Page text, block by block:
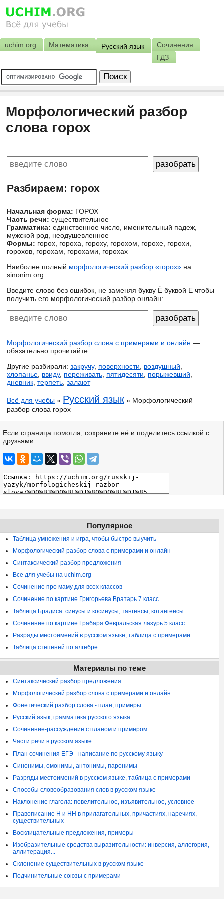
uchim.org Математика Русский язык
Сочинения
ГДЗ
Морфологический разбор
слова горох
Разбираем: горох
Начальная форма: ГОРОХ
Часть речи: существительное
Грамматика: единственное число, именительный падеж,
мужской род, неодушевленное
Формы: горох, гороха, гороху, горохом, горохе, горохи,
горохов, горохам, горохами, горохах
Наиболее полный морфологический разбор «горох» на
sinonim.org.
Введите слово без ошибок, не заменяя букву Ё буквой Е чтобы
получить его морфологический разбор онлайн:
Морфологический разбор слова с примерами и онлайн —
обязательно прочитайте
Другие разбирали: закручу, поверхности воздушный
хлопанье ввиду, переживать пятидесяти порыжевший
дневник терпеть залают
Всё для учебы » Русский язык » Морфологический
разбор слова горох
Если страница помогла, сохраните её и поделитесь ссылкой с
друзьями:
Популярное
Таблица умножения и игра, чтобы быстро выучить
Морфологический разбор слова с примерами и онлайн
Синтаксический разбор предложения
Все для учебы на uchim.org
Сочинение про маму для всех классов
Сочинение по картине Григорьева Вратарь 7 класс
Таблица Брадиса: синусы и косинусы, тангенсы, котангенсы
Сочинение по картине Грабаря Февральская лазурь 5 класс
Разряды местоимений в русском языке, таблица с примерами
Таблица степеней по алгебре
Материалы по теме
Синтаксический разбор предложения
Морфологический разбор слова с примерами и онлайн
Фонетический разбор слова - план, примеры
Русский язык, грамматика русского языка
Сочинение-рассуждение с планом и примером
Части речи в русском языке
План сочинения ЕГЭ - написание по русскому языку
Синонимы, омонимы, антонимы, паронимы
Разряды местоимений в русском языке, таблица с примерами
Способы словообразования слов в русском языке
Наклонение глагола: повелительное, изъявительное, условное
Правописание Н и НН в прилагательных, причастиях, наречиях,
существительных
Восклицательные предложения, примеры
Изобразительные средства выразительности: инверсия, аллегория,
аллитерация...
Склонение существительных в русском языке
Подчинительные союзы с примерами